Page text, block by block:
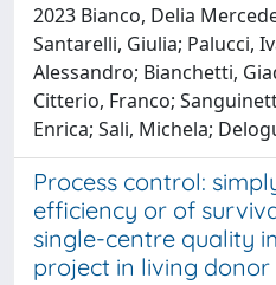
2023 Bianco, Delia
Santarelli, Giulia; Palucci,
Alessandro; Bianchetti,
Citterio, Franco;
Enrica; Sali, Michela;
Process control:
efficiency or of
single-centre quality
project in living